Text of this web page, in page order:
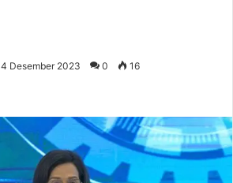
4 Desember 2023 0 16